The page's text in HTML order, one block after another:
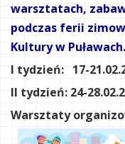
warsztatach,
podczas ferii
Kultury w Puławach.
I tydzień: 17-
II tydzień: 24-
Warsztaty